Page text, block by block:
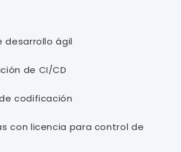
desarrollo ágil
de CI/CD
codificación
con licencia para control de